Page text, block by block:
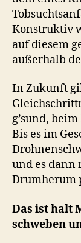
Konstruktiv
auf diesem
außerhalb
In Zukunft
g’sund,
Bis es im
und es dann
Drumherum
Das ist halt
schweben